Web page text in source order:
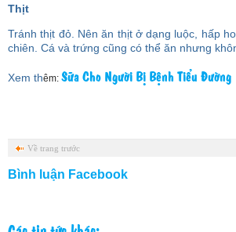
Thịt
Tránh thịt đỏ. Nên ăn thịt ở dạng luộc, hấp
chiên. Cá và trứng cũng có thể ăn nhưng
Xem thêm: Sữa Cho Người Bị Bệnh Tiểu Đường
Về trang trước
Bình luận Facebook